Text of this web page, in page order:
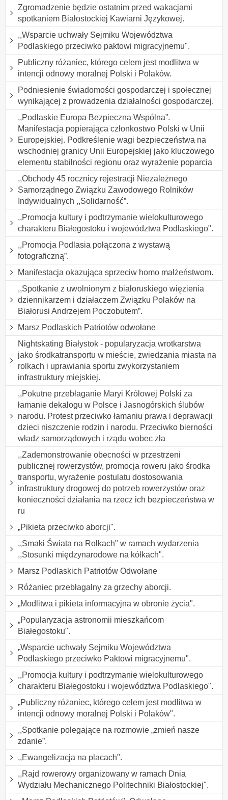
Zgromadzenie będzie ostatnim przed wakacjami
spotkaniem Białostockiej Kawiarni Językowej.
,,Wsparcie uchwały Sejmiku Województwa
Podlaskiego przeciwko paktowi migracyjnemu".
Publiczny różaniec, którego celem jest modlitwa w
intencji odnowy moralnej Polski i Polaków.
Podniesienie świadomości gospodarczej i społecznej
wynikającej z prowadzenia działalności gospodarczej.
,,Podlaskie Europa Bezpieczna Wspólna”.
Manifestacja popierająca członkostwo Polski w Unii
Europejskiej. Podkreślenie wagi bezpieczeństwa na
wschodniej granicy Unii Europejskiej jako kluczowego
elementu stabilności regionu oraz wyrażenie poparcia
,,Obchody 45 rocznicy rejestracji Niezależnego
Samorządnego Związku Zawodowego Rolników
Indywidualnych ,,Solidarność”.
,,Promocja kultury i podtrzymanie wielokulturowego
charakteru Białegostoku i województwa Podlaskiego".
,,Promocja Podlasia połączona z wystawą
fotograficzną”.
Manifestacja okazująca sprzeciw homo małżeństwom.
,,Spotkanie z uwolnionym z białoruskiego więzienia
dziennikarzem i działaczem Związku Polaków na
Białorusi Andrzejem Poczobutem”.
Marsz Podlaskich Patriotów odwołane
Nightskating Białystok - popularyzacja wrotkarstwa
jako środkatransportu w mieście, zwiedzania miasta na
rolkach i uprawiania sportu zwykorzystaniem
infrastruktury miejskiej.
,,Pokutne przebłaganie Maryi Królowej Polski za
łamanie dekalogu w Polsce i Jasnogórskich ślubów
narodu. Protest przeciwko łamaniu prawa i deprawacji
dzieci niszczenie rodzin i narodu. Przeciwko bierności
władz samorządowych i rządu wobec zła
,,Zademonstrowanie obecności w przestrzeni
publicznej rowerzystów, promocja roweru jako środka
transportu, wyrażenie postulatu dostosowania
infrastruktury drogowej do potrzeb rowerzystów oraz
konieczności działania na rzecz ich bezpieczeństwa w
ru
„Pikieta przeciwko aborcji".
,,Smaki Świata na Rolkach" w ramach wydarzenia
,,Stosunki międzynarodowe na kółkach".
Marsz Podlaskich Patriotów Odwołane
Różaniec przebłagalny za grzechy aborcji.
„Modlitwa i pikieta informacyjna w obronie życia".
„Popularyzacja astronomii mieszkańcom
Białegostoku".
„Wsparcie uchwały Sejmiku Województwa
Podlaskiego przeciwko Paktowi migracyjnemu".
,,Promocja kultury i podtrzymanie wielokulturowego
charakteru Białegostoku i województwa Podlaskiego".
„Publiczny różaniec, którego celem jest modlitwa w
intencji odnowy moralnej Polski i Polaków".
,,Spotkanie polegające na rozmowie „zmień nasze
zdanie”.
,,Ewangelizacja na placach".
,,Rajd rowerowy organizowany w ramach Dnia
Wydziału Mechanicznego Politechniki Białostockiej".